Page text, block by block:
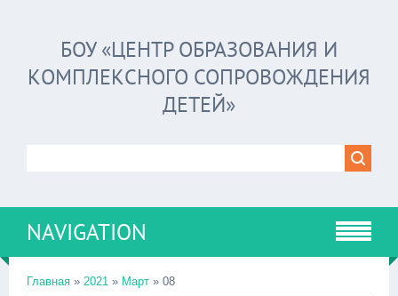
БОУ «ЦЕНТР ОБРАЗОВАНИЯ И
КОМПЛЕКСНОГО СОПРОВОЖДЕНИЯ
ДЕТЕЙ»
NAVIGATION
Главная » 2021 » Март » 08